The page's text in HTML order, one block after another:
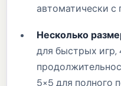
автоматически с
Несколько
для быстрых игр,
5×5 для полного